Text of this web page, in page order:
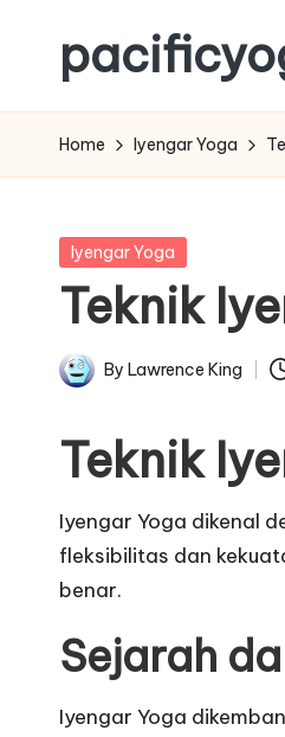
contentOlahraga
Dan
Home Iyengar Yoga
Posted
Iyengar Yoga
Teknik
Posted
By Lawrence King
Teknik
Iyengar Yoga dikenal
fleksibilitas dan
benar.
Sejarah
Iyengar Yoga